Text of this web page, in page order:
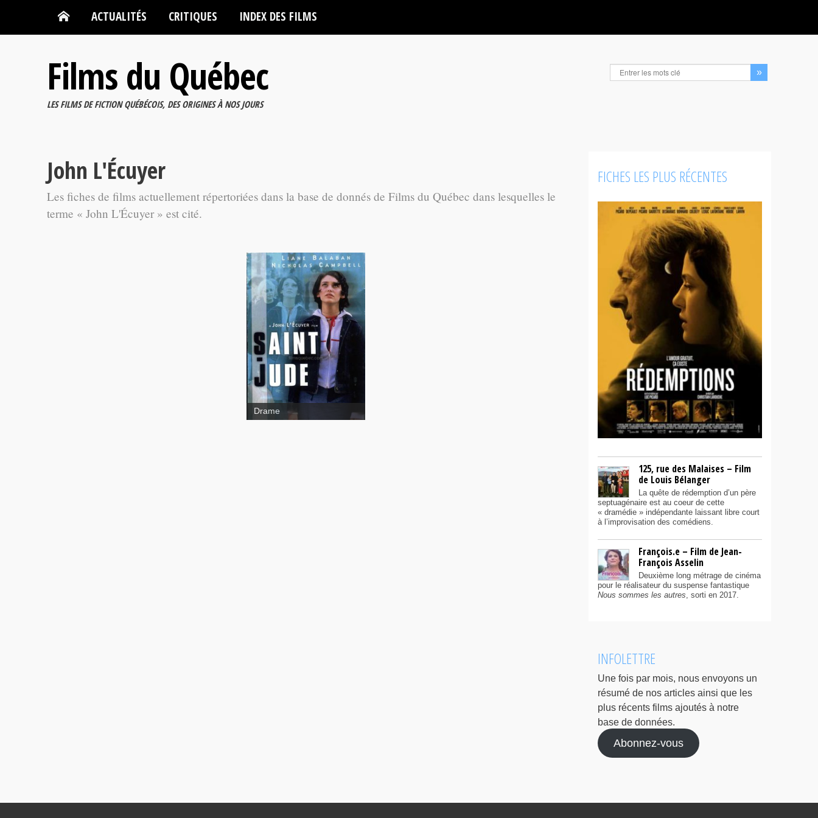
ACTUALITÉS CRITIQUES INDEX DES FILMS
Films du Québec
LES FILMS DE FICTION QUÉBÉCOIS, DES ORIGINES À NOS JOURS
John L'Écuyer
Les fiches de films actuellement répertoriées dans la base de donnés de Films du Québec dans lesquelles le
terme « John L'Écuyer » est cité.
Saint
Jude
Drame
FICHES LES PLUS RÉCENTES
125, rue des Malaises – Film
de Louis Bélanger
La quête de rédemption d’un père
septuagénaire est au coeur de cette
« dramédie » indépendante laissant libre court
à l’improvisation des comédiens.
François.e – Film de Jean-
François Asselin
Deuxième long métrage de cinéma
pour le réalisateur du suspense fantastique
Nous sommes les autres, sorti en 2017.
INFOLETTRE
Une fois par mois, nous envoyons un
résumé de nos articles ainsi que les
plus récents films ajoutés à notre
base de données.
Abonnez-vous